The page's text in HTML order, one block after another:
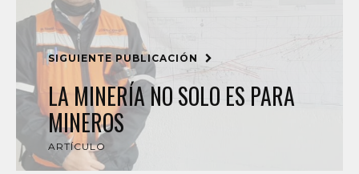
SIGUIENTE PUBLICACIÓN
LA MINERÍA NO SOLO ES PARA
MINEROS
ARTÍCULO